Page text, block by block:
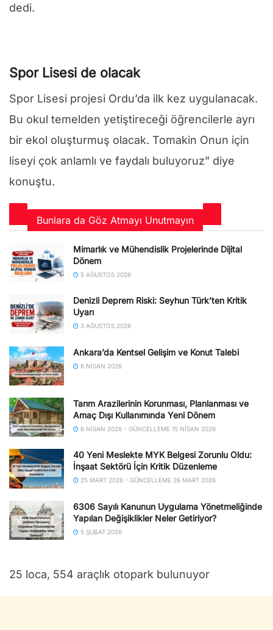
dedi.
Spor Lisesi de olacak
Spor Lisesi projesi Ordu’da ilk kez uygulanacak.
Bu okul temelden yetiştireceği öğrencilerle ayrı
bir ekol oluşturmuş olacak. Tomakin Onun için
liseyi çok anlamlı ve faydalı buluyoruz” diye
konuştu.
Bunlara da Göz Atmayı Unutmayın
Mimarlık ve Mühendislik Projelerinde Dijital
Dönem
5 AĞUSTOS 2026
Denizli Deprem Riski: Seyhun Türk’ten Kritik
Uyarı
3 AĞUSTOS 2026
Ankara’da Kentsel Gelişim ve Konut Talebi
8 NISAN 2026
Tarım Arazilerinin Korunması, Planlanması ve
Amaç Dışı Kullanımında Yeni Dönem
6 NISAN 2026 - GÜNCELLEME 15 NISAN 2026
40 Yeni Meslekte MYK Belgesi Zorunlu Oldu:
İnşaat Sektörü İçin Kritik Düzenleme
25 MART 2026 - GÜNCELLEME 26 MART 2026
6306 Sayılı Kanunun Uygulama Yönetmeliğinde
Yapılan Değişiklikler Neler Getiriyor?
5 ŞUBAT 2026
25 loca, 554 araçlık otopark bulunuyor